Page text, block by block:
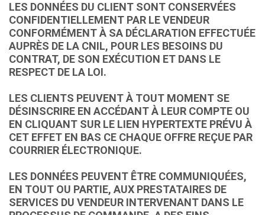
LES DONNÉES DU CLIENT SONT CONSERVÉES
CONFIDENTIELLEMENT PAR LE VENDEUR
CONFORMÉMENT À SA DÉCLARATION EFFECTUÉE
AUPRÈS DE LA CNIL, POUR LES BESOINS DU
CONTRAT, DE SON EXÉCUTION ET DANS LE
RESPECT DE LA LOI.
LES CLIENTS PEUVENT À TOUT MOMENT SE
DÉSINSCRIRE EN ACCÉDANT À LEUR COMPTE OU
EN CLIQUANT SUR LE LIEN HYPERTEXTE PRÉVU À
CET EFFET EN BAS CE CHAQUE OFFRE REÇUE PAR
COURRIER ÉLECTRONIQUE.
LES DONNÉES PEUVENT ÊTRE COMMUNIQUÉES,
EN TOUT OU PARTIE, AUX PRESTATAIRES DE
SERVICES DU VENDEUR INTERVENANT DANS LE